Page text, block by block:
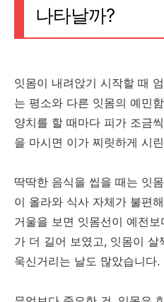
나타날까?
잇몸이 내려앉기 시작할 때
는 평소와 다른 잇몸의 예민
양치를 할 때마다 피가 조금
을 마시면 이가 찌릿하게 시
딱딱한 음식을 씹을 때는 잇
이 올라와 식사 자체가 불편
거울을 보면 잇몸선이 예전
가 더 길어 보였고, 잇몸이 살
욱신거리는 날도 많았습니다.